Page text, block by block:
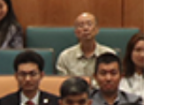
自2015年起，
協會
及大學生創新創業
計劃，內容包括每年
具代表性的
業大賽